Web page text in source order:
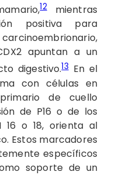
12mientras
positiva para
apuntan a un
digestivo.13En el
con células en
de cuello
de P16 o de los
16 o 18, orienta al
Estos marcadores
específicos
soporte de un